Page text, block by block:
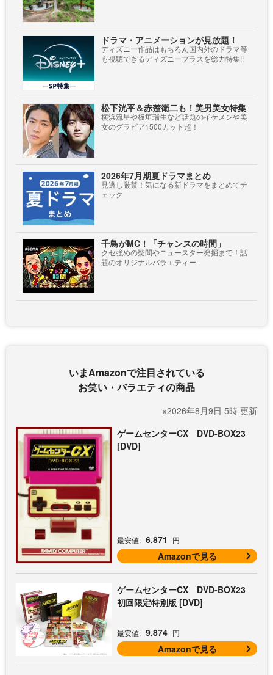
ドラマ・アニメーションが見放題！
ディズニー作品はもちろん国内外のドラマ等
も視聴できるディズニープラスを総力特集!!
松下洸平＆赤楚衛二も！美男美女特集
横浜流星や板垣瑞生など話題のイケメンや美
女のグラビア1500カット超！
2026年7月期夏ドラマまとめ
見逃し厳禁！気になる新ドラマをまとめてチ
ェック
千鳥がMC！「チャンスの時間」
クセ強めの疑問やニュースター発掘まで！話
題のオリジナルバラエティー
いまAmazonで注目されている
お笑い・バラエティの商品
※2026年8月9日 5時 更新
ゲームセンターCX DVD-BOX23
[DVD]
最安値: 6,871 円
Amazonで見る
ゲームセンターCX DVD-BOX23
初回限定特別版 [DVD]
最安値: 9,874 円
Amazonで見る